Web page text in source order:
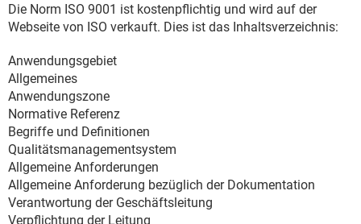
Die Norm ISO 9001 ist kostenpflichtig und wird auf der
Webseite von ISO verkauft. Dies ist das Inhaltsverzeichnis:
Anwendungsgebiet
Allgemeines
Anwendungszone
Normative Referenz
Begriffe und Definitionen
Qualitätsmanagementsystem
Allgemeine Anforderungen
Allgemeine Anforderung bezüglich der Dokumentation
Verantwortung der Geschäftsleitung
Verpflichtung der Leitung